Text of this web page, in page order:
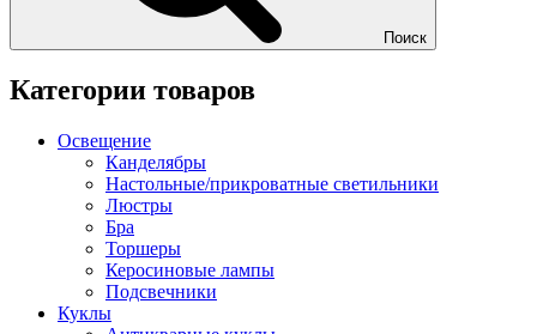
Поиск
Категории товаров
Освещение
Канделябры
Настольные/прикроватные светильники
Люстры
Бра
Торшеры
Керосиновые лампы
Подсвечники
Куклы